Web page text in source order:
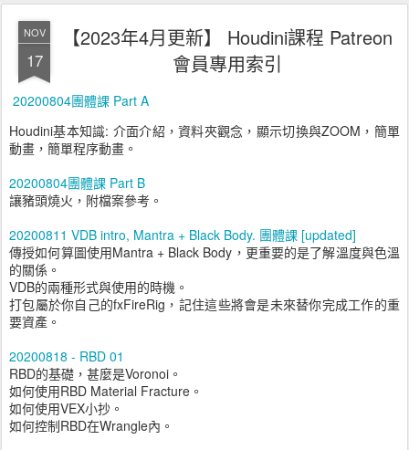
NOV
17
【2023年4月更新】 Houdini課程 Patreon
會員專用索引
20200804團體課 Part A
Houdini基本知識: 介面介紹，資料夾觀念，顯示切換與ZOOM，簡單
動畫，簡單程序動畫。
20200804團體課 Part B
讓豬頭燒火，附檔案參考。
20200811 VDB intro, Mantra + Black Body. 團體課 [updated]
傳授如何算圖使用Mantra + Black Body，更重要的是了解溫度與色溫
的關係。
VDB的兩種形式與使用的時機。
打包屬於你自己的fxFireRig，記住這些將會是未來替你完成工作的重
要資產。
20200818 - RBD 01
RBD的基礎，甚麼是Voronoi。
如何使用RBD Material Fracture。
如何使用VEX小抄。
如何控制RBD在Wrangle內。